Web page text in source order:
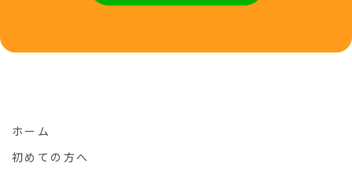
ホーム
初めての方へ